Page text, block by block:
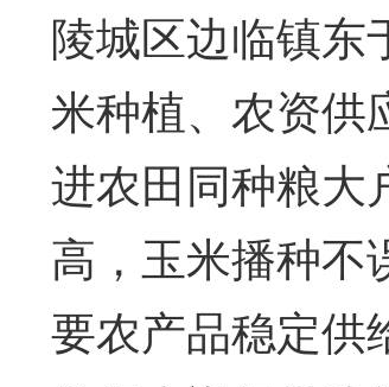
陵城区边临镇东
米种植、农资供
进农田同种粮大
高，玉米播种不
要农产品稳定供